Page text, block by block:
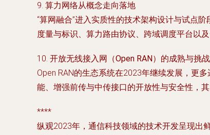
9. 算力网络从概念走向落地
“算网融合”进入实质性的技术架构设计与试点
度量与标识、算力路由协议、跨域调度平台以
10. 开放无线接入网（Open RAN）的成熟与挑战
Open RAN的生态系统在2023年继续发展，更
能、增强前传与中传接口的开放性与安全性，
****
纵观2023年，通信科技领域的技术开发呈现出